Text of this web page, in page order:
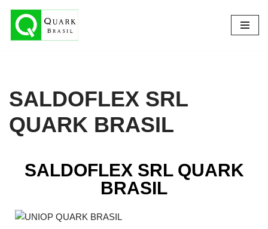
Pular
SALDOFLEX SRL
QUARK BRASIL​
SALDOFLEX SRL QUARK
BRASIL